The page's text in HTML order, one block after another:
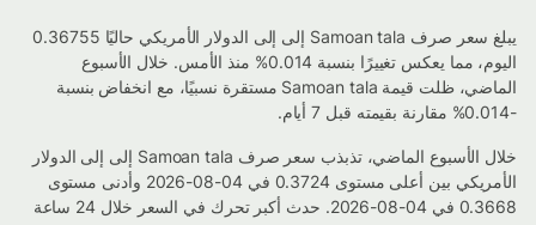
يبلغ سعر صرف Samoan tala إلى إلى الدولار الأمريكي حاليًا 0.36755
اليوم، مما يعكس تغييرًا بنسبة 0.014% منذ الأمس. خلال الأسبوع
الماضي، ظلت قيمة Samoan tala مستقرة نسبيًا، مع انخفاض بنسبة
-0.014% مقارنة بقيمته قبل 7 أيام.
خلال الأسبوع الماضي، تذبذب سعر صرف Samoan tala إلى إلى الدولار
الأمريكي بين أعلى مستوى 0.3724 في 04-08-2026 وأدنى مستوى
0.3668 في 04-08-2026. حدث أكبر تحرك في السعر خلال 24 ساعة